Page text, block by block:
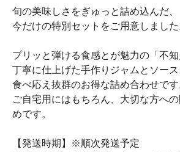
旬の美味しさをぎゅっと詰め込んだ、
今だけの特別セットをご用意しました
プリッと弾ける食感とが魅力の「不
丁寧に仕上げた手作りジャムとソース
食べ応え抜群のお得な詰め合わせです
ご自宅用にはもちろん、大切な方へ
めです。
【発送時期】※順次発送予定